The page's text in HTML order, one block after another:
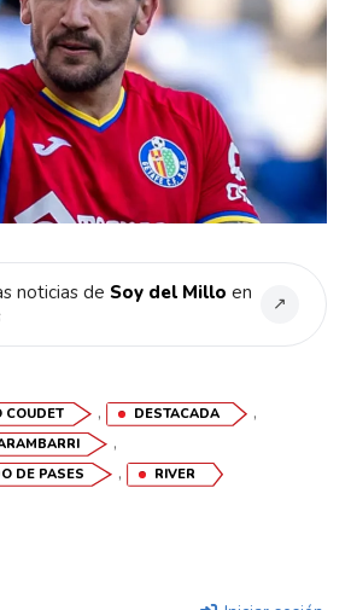
noticias de Soy del Millo en
↗
COUDET , DESTACADA ,
,
DE PASES , RIVER